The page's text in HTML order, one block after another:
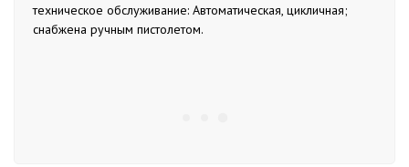
техническое обслуживание: Автоматическая, цикличная;
снабжена ручным пистолетом.